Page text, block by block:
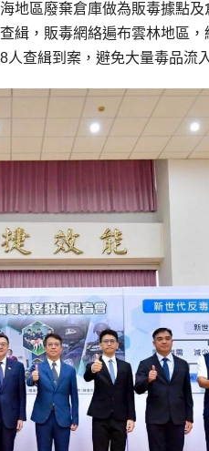
地區廢棄倉庫做為販毒據點
緝，販毒網絡遍布雲林地區
查緝到案，避免大量毒品流